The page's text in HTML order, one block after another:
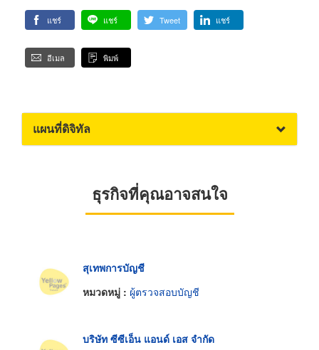
แชร์ แชร์ Tweet แชร์
อีเมล พิมพ์
แผนที่ดิจิทัล
ธุรกิจที่คุณอาจสนใจ
สุเทพการบัญชี
หมวดหมู่ : ผู้ตรวจสอบบัญชี
บริษัท ซีซีเอ็น แอนด์ เอส จำกัด